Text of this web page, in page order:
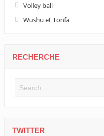
Volley ball
Wushu et Tonfa
RECHERCHE
TWITTER